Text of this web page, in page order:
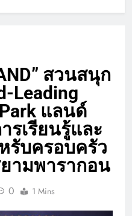
สวนสนุก
Leading
แลนด์
รเรียนรู้และ
รับครอบครัว
ามพารากอน
0 1 Mins